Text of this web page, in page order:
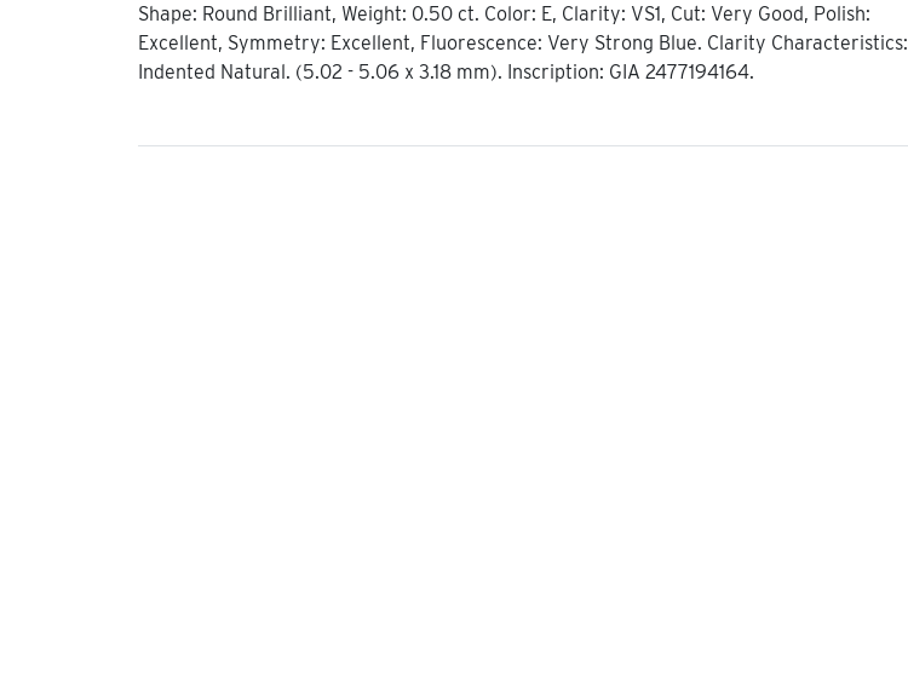
Shape: Round Brilliant, Weight: 0.50 ct. Color: E, Clarity: VS1, Cut: Very Good, Polish:
Excellent, Symmetry: Excellent, Fluorescence: Very Strong Blue. Clarity Characteristics:
Indented Natural. (5.02 - 5.06 x 3.18 mm). Inscription: GIA 2477194164.